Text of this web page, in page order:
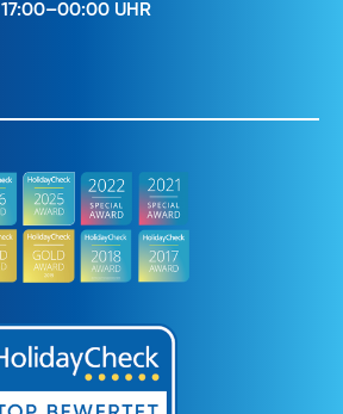
17:00–00:00 UHR